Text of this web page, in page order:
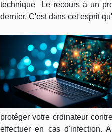
technique Le recours à un
dernier. C'est dans cet esprit
protéger votre ordinateur
effectuer en cas d'infection.